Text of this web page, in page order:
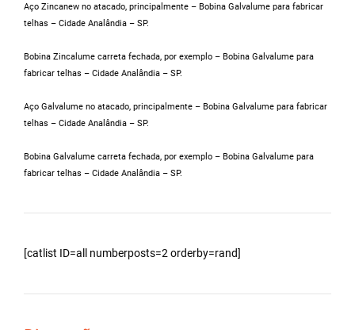
Aço Zincanew no atacado, principalmente – Bobina Galvalume para fabricar
telhas – Cidade Analândia – SP.
Bobina Zincalume carreta fechada, por exemplo – Bobina Galvalume para
fabricar telhas – Cidade Analândia – SP.
Aço Galvalume no atacado, principalmente – Bobina Galvalume para fabricar
telhas – Cidade Analândia – SP.
Bobina Galvalume carreta fechada, por exemplo – Bobina Galvalume para
fabricar telhas – Cidade Analândia – SP.
[catlist ID=all numberposts=2 orderby=rand]